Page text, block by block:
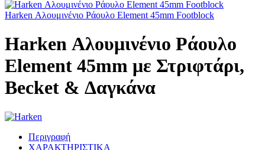
Harken Αλουμινένιο Ράουλο Element 45mm Footblock
Harken Αλουμινένιο Ράουλο
Element 45mm με Στριφτάρι,
Becket & Δαγκάνα
Περιγραφή
ΧΑΡΑΚΤΗΡΙΣΤΙΚΑ